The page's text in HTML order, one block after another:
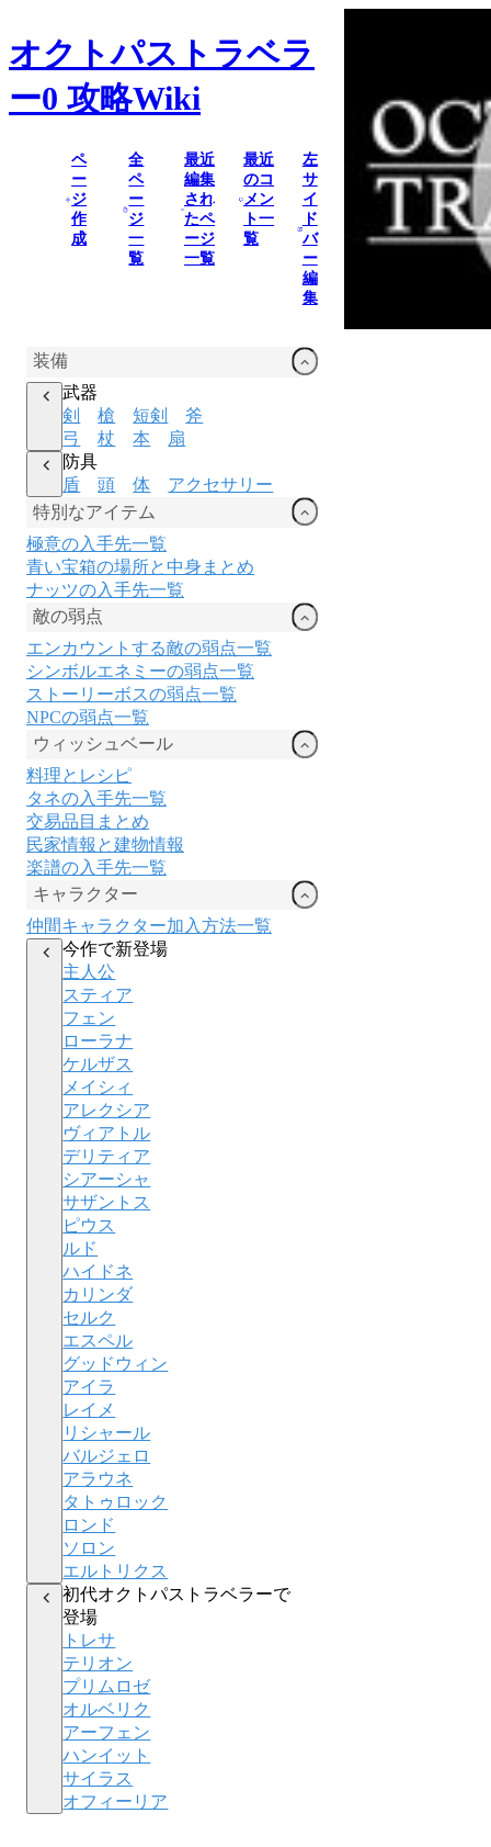
オクトパストラベラ
ー0 攻略Wiki
ペ
ー
ジ
作
成
全
ペ
ー
ジ
一
覧
最近
編集
され
たペ
ージ
一覧
最近
のコ
メン
ト一
覧
左
サ
イ
ド
バ
ー
編
集
装備
武器
剣
槍 短剣
斧
弓
杖 本
扇
防具
盾
頭 体
アクセサリー
特別なアイテム
極意の入手先一覧
青い宝箱の場所と中身まとめ
ナッツの入手先一覧
敵の弱点
エンカウントする敵の弱点一覧
シンボルエネミーの弱点一覧
ストーリーボスの弱点一覧
NPCの弱点一覧
ウィッシュベール
料理とレシピ
タネの入手先一覧
交易品目まとめ
民家情報と建物情報
楽譜の入手先一覧
キャラクター
仲間キャラクター加入方法一覧
今作で新登場
主人公
スティア
フェン
ローラナ
ケルザス
メイシィ
アレクシア
ヴィアトル
デリティア
シアーシャ
サザントス
ピウス
ルド
ハイドネ
カリンダ
セルク
エスペル
グッドウィン
アイラ
レイメ
リシャール
バルジェロ
アラウネ
タトゥロック
ロンド
ソロン
エルトリクス
初代オクトパストラベラーで
登場
トレサ
テリオン
プリムロゼ
オルベリク
アーフェン
ハンイット
サイラス
オフィーリア